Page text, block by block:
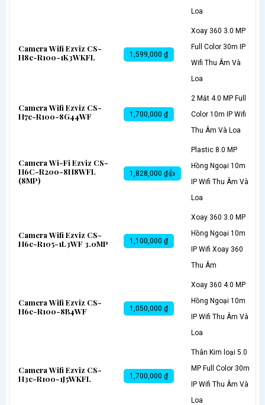
Loa
Camera Wifi Ezviz CS-
H8c-R100-1K3WKFL
1,599,000 ₫
Xoay 360 3.0 MP
Full Color 30m IP
Wifi Thu Âm Và
Loa
Camera Wifi Ezviz CS-
H7c-R100-8G44WF
1,700,000 ₫
2 Mắt 4.0 MP Full
Color 10m IP Wifi
Thu Âm Và Loa
Camera Wi-Fi Ezviz CS-
H6C-R200-8H8WFL
(8MP)
1,828,000 ₫👍
Plastic 8.0 MP
Hồng Ngoại 10m
IP Wifi Thu Âm Và
Loa
Camera Wifi Ezviz CS-
H6c-R105-1L3WF 3.0MP
1,100,000 ₫
Xoay 360 3.0 MP
Hồng Ngoại 10m
IP Wifi Xoay 360
Thu Âm
Camera Wifi Ezviz CS-
H6c-R100-8B4WF
1,050,000 ₫
Xoay 360 4.0 MP
Hồng Ngoại 10m
IP Wifi Thu Âm Và
Loa
Camera Wifi Ezviz CS-
H3c-R100-1J5WKFL
1,700,000 ₫
Thân Kim loại 5.0
MP Full Color 30m
IP Wifi Thu Âm Và
Loa